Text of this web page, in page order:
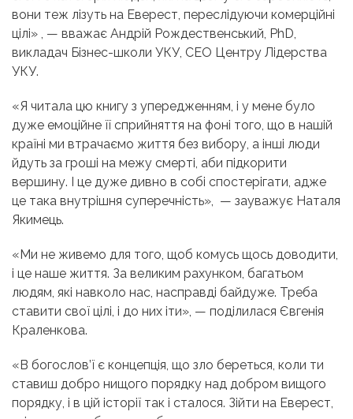
вони теж лізуть на Еверест, переслідуючи комерційні
цілі» , — вважає Андрій Рождественський, PhD,
викладач Бізнес-школи УКУ, CEO Центру Лідерства
УКУ.
«Я читала цю книгу з упередженням, і у мене було
дуже емоційне її сприйняття на фоні того, що в нашій
країні ми втрачаємо життя без вибору, а інші люди
йдуть за гроші на межу смерті, аби підкорити
вершину. І це дуже дивно в собі спостерігати, адже
це така внутрішня суперечність», — зауважує Наталя
Якимець.
«Ми не живемо для того, щоб комусь щось доводити,
і це наше життя. За великим рахунком, багатьом
людям, які навколо нас, насправді байдуже. Треба
ставити свої цілі, і до них іти», — поділилася Євгенія
Краленкова.
«В богослов’ї є концепція, що зло береться, коли ти
ставиш добро нищого порядку над добром вищого
порядку, і в цій історії так і сталося. Зійти на Еверест,